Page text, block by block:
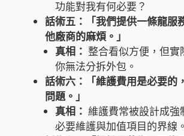
印表列印伺服器
虛擬機 Virtual machine
VMware
網路 到府檢測 連線設定
功能對我有何必要？
話術五：「我們提供一條龍服
他廠商的麻煩。」
真相： 整合看似方便，但
你無法分拆外包。
話術六：「維護費用是必要的
問題。」
真相： 維護費常被設計成強
必要維護與加值項目的界線。